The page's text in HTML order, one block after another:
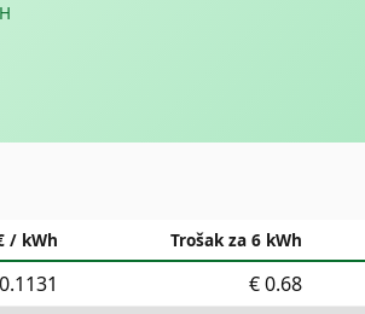
/ kWh Trošak za 6 kWh
0.1131 €0.68